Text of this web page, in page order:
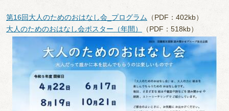
第16回大人のためのおはなし会_プログラム （PDF：402kb）
大人のためのおはなし会ポスター（年間）
（PDF：518kb）